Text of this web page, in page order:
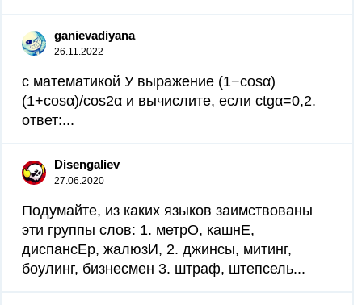
ganievadiyana
26.11.2022
с математикой У выражение (1−cosα)
(1+cosα)/cos2α и вычислите, если ctgα=0,2.
ответ:...
Disengaliev
27.06.2020
Подумайте, из каких языков заимствованы
эти группы слов: 1. метрО, кашнЕ,
диспансЕр, жалюзИ, 2. джинсы, митинг,
боулинг, бизнесмен 3. штраф, штепсель...